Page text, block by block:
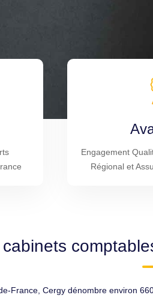
Engagement
Régional et
France, Cergy dénombre environ